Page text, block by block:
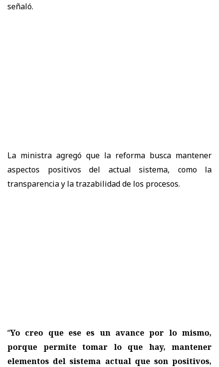
señaló.
La ministra agregó que la reforma busca mantener
aspectos positivos del actual sistema, como la
transparencia y la trazabilidad de los procesos.
“Yo creo que ese es un avance por lo mismo,
porque permite tomar lo que hay, mantener
elementos del sistema actual que son positivos,